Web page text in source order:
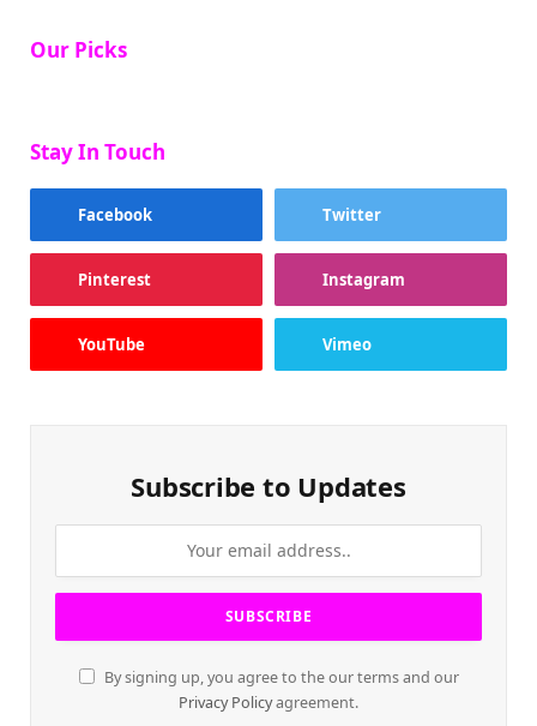
Our Picks
Stay In Touch
Facebook Twitter
Pinterest Instagram
YouTube Vimeo
Subscribe to Updates
By signing up, you agree to the our terms and our
Privacy Policyagreement.